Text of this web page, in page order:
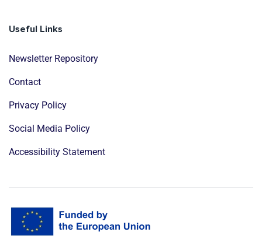
Useful Links
Newsletter Repository
Contact
Privacy Policy
Social Media Policy
Accessibility Statement